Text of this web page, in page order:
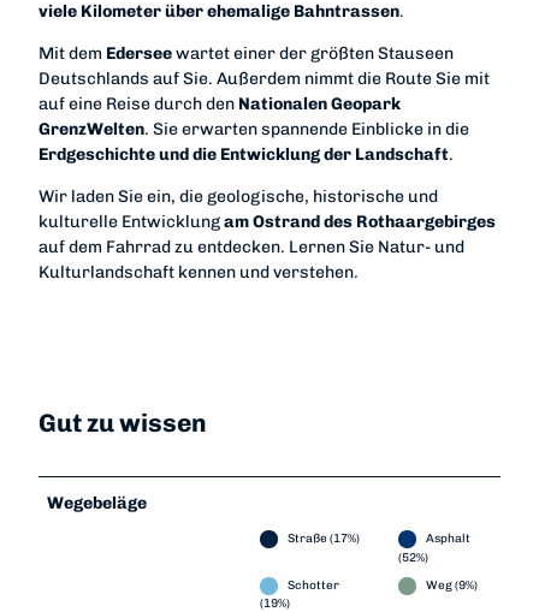
viele Kilometer über ehemalige Bahntrassen.
Mit dem Ederseewartet einer der größten Stauseen
Deutschlands auf Sie. Außerdem nimmt die Route Sie mit
auf eine Reise durch den Nationalen Geopark
GrenzWelten. Sie erwarten spannende Einblicke in die
Erdgeschichte und die Entwicklung der Landschaft.
Wir laden Sie ein, die geologische, historische und
kulturelle Entwicklungam Ostrand des Rothaargebirges
auf dem Fahrrad zu entdecken. Lernen Sie Natur- und
Kulturlandschaft kennen und verstehen.
Gut zu wissen
Wegebeläge
Straße (17%)
Asphalt
(52%)
Schotter
(19%)
Weg (9%)